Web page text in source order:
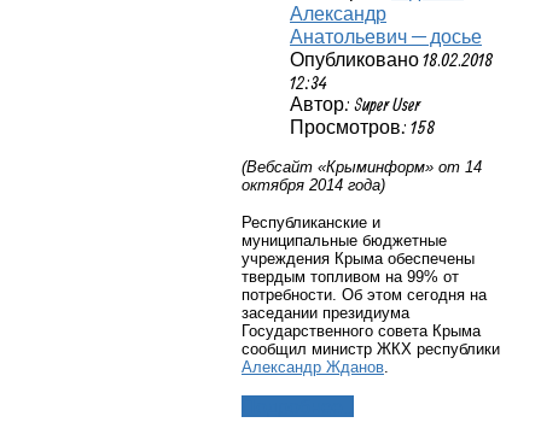
Александр
Анатольевич — досье
Опубликовано 18.02.2018
12:34
Автор: Super User
Просмотров: 158
(Вебсайт «Крыминформ» от 14
октября 2014 года)
Республиканские и
муниципальные бюджетные
учреждения Крыма обеспечены
твердым топливом на 99% от
потребности. Об этом сегодня на
заседании президиума
Государственного совета Крыма
сообщил министр ЖКХ республики
Александр Жданов.